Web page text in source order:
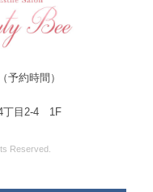
予約時間）
丁目2-4 1F
Reserved.